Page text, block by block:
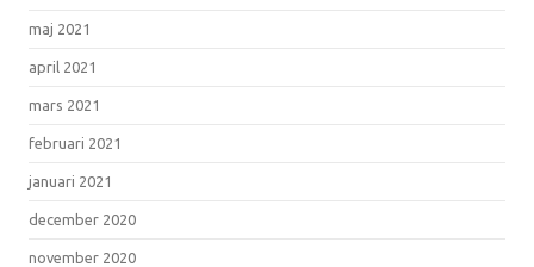
maj 2021
april 2021
mars 2021
februari 2021
januari 2021
december 2020
november 2020